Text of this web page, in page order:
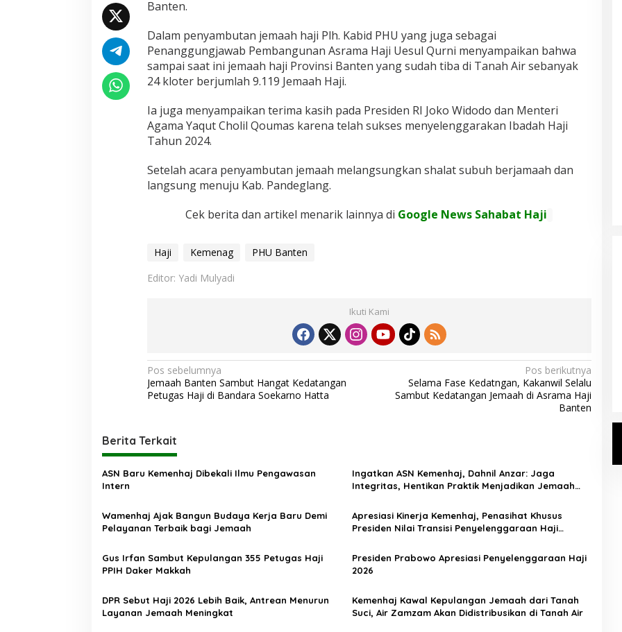
n
Banten.
Dalam penyambutan jemaah haji Plh. Kabid PHU yang juga sebagai
Penanggungjawab Pembangunan Asrama Haji Uesul Qurni menyampaikan bahwa
sampai saat ini jemaah haji Provinsi Banten yang sudah tiba di Tanah Air sebanyak
24 kloter berjumlah 9.119 Jemaah Haji.
Ia juga menyampaikan terima kasih pada Presiden RI Joko Widodo dan Menteri
Agama Yaqut Cholil Qoumas karena telah sukses menyelenggarakan Ibadah Haji
Tahun 2024.
Setelah acara penyambutan jemaah melangsungkan shalat subuh berjamaah dan
langsung menuju Kab. Pandeglang.
Cek berita dan artikel menarik lainnya di Google News Sahabat Haji
Haji Kemenag
PHU Banten
Editor: Yadi Mulyadi
Ikuti Kami
N
a
g
a
i
p
s
Pos sebelumnya
Jemaah Banten Sambut Hangat Kedatangan
Petugas Haji di Bandara Soekarno Hatta
Pos berikutnya
Selama Fase Kedatngan, Kakanwil Selalu
Sambut Kedatangan Jemaah di Asrama Haji
Banten
Berita Terkait
ASN Baru Kemenhaj Dibekali Ilmu Pengawasan
Intern
Ingatkan ASN Kemenhaj, Dahnil Anzar: Jaga
Integritas, Hentikan Praktik Menjadikan Jemaah
Wamenhaj Ajak Bangun Budaya Kerja Baru Demi
Pelayanan Terbaik bagi Jemaah
Apresiasi Kinerja Kemenhaj, Penasihat Khusus
Presiden Nilai Transisi Penyelenggaraan Haji
Gus Irfan Sambut Kepulangan 355 Petugas Haji
PPIH Daker Makkah
Presiden Prabowo Apresiasi Penyelenggaraan Haji
2026
DPR Sebut Haji 2026 Lebih Baik, Antrean Menurun
Layanan Jemaah Meningkat
Kemenhaj Kawal Kepulangan Jemaah dari Tanah
Suci, Air Zamzam Akan Didistribusikan di Tanah Air
Jemaah Haji 2027
Di Haji | Senin, 20 Juli 2026